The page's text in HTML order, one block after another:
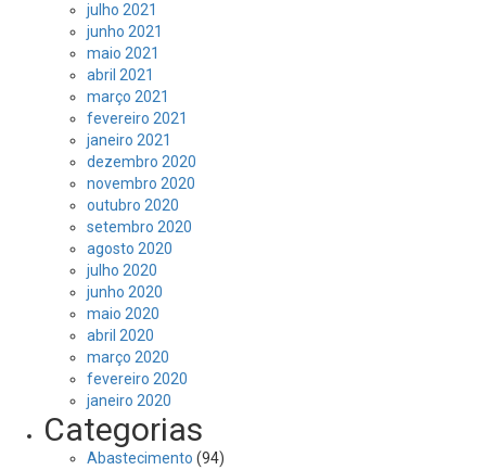
julho 2021
junho 2021
maio 2021
abril 2021
março 2021
fevereiro 2021
janeiro 2021
dezembro 2020
novembro 2020
outubro 2020
setembro 2020
agosto 2020
julho 2020
junho 2020
maio 2020
abril 2020
março 2020
fevereiro 2020
janeiro 2020
Categorias
Abastecimento (94)